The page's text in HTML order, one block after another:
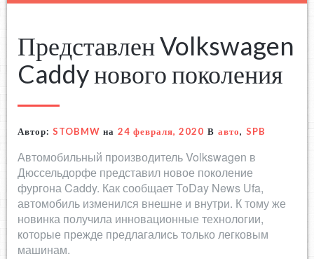
Представлен Volkswagen
Caddy нового поколения
Автор: STOBMW на 24 февраля, 2020 В авто, SPB
Автомобильный производитель Volkswagen в
Дюссельдорфе представил новое поколение
фургона Caddy. Как сообщает ToDay News Ufa,
автомобиль изменился внешне и внутри. К тому же
новинка получила инновационные технологии,
которые прежде предлагались только легковым
машинам.